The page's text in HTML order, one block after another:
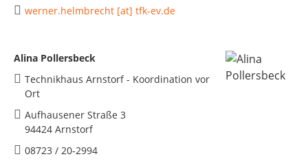
werner.helmbrecht [at] tfk-ev.de
Alina Pollersbeck
Technikhaus Arnstorf - Koordination vor
Ort
Aufhausener Straße 3
94424 Arnstorf
08723 / 20-2994